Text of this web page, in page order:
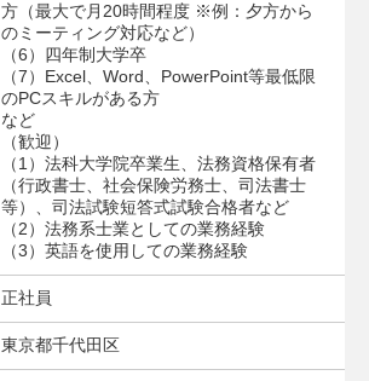
方（最大で月20時間程度 ※例：夕方から
のミーティング対応など）
（6）四年制大学卒
（7）Excel、Word、PowerPoint等最低限
のPCスキルがある方
など
（歓迎）
（1）法科大学院卒業生、法務資格保有者
（行政書士、社会保険労務士、司法書士
等）、司法試験短答式試験合格者など
（2）法務系士業としての業務経験
（3）英語を使用しての業務経験
正社員
東京都千代田区